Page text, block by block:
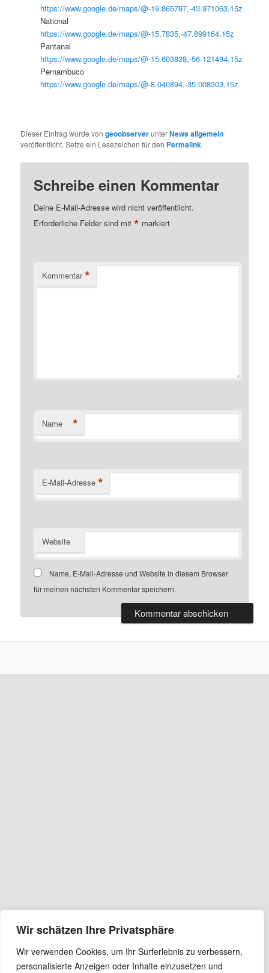
Wir schätzen Ihre Privatsphäre
Wir verwenden Cookies, um Ihr Surferlebnis zu verbessern,
personalisierte Anzeigen oder Inhalte einzusetzen und
https://www.google.de/maps/@-19.865797,-43.971063,15z
National
https://www.google.de/maps/@-15.7835,-47.899164,15z
Pantanal
https://www.google.de/maps/@-15.603838,-56.121494,15z
Pernambuco
https://www.google.de/maps/@-8.040894,-35.008303,15z
Dieser Eintrag wurde vongeoobserverunterNews allgemein
veröffentlicht. Setze ein Lesezeichen für den Permalink.
Schreibe einen Kommentar
Deine E-Mail-Adresse wird nicht veröffentlicht.
Erforderliche Felder sind mit* markiert
Kommentar *
Name *
E-Mail-Adresse *
Website
Name, E-Mail-Adresse und Website in diesem Browser
für meinen nächsten Kommentar speichern.